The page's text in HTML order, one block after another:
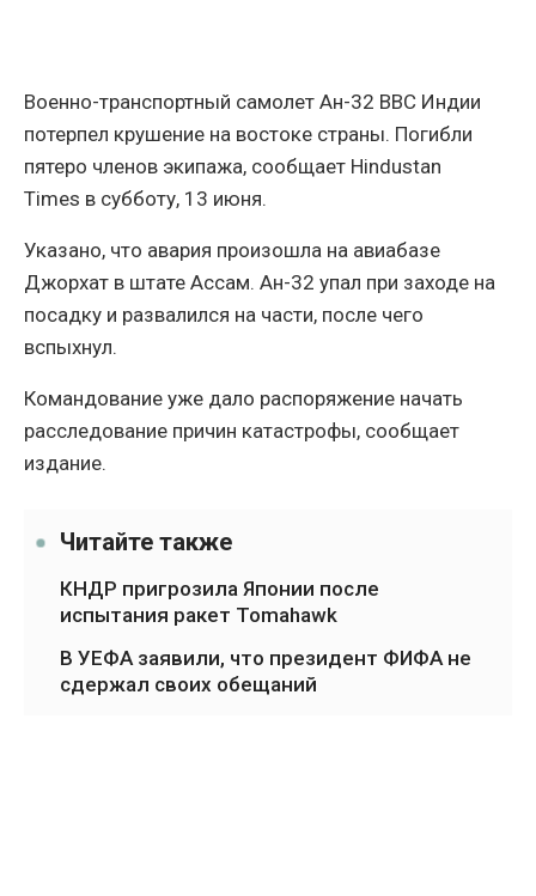
Военно-транспортный самолет Ан-32 ВВС Индии
потерпел крушение на востоке страны. Погибли
пятеро членов экипажа, сообщает Hindustan
Times в субботу, 13 июня.
Указано, что авария произошла на авиабазе
Джорхат в штате Ассам. Ан-32 упал при заходе на
посадку и развалился на части, после чего
вспыхнул.
Командование уже дало распоряжение начать
расследование причин катастрофы, сообщает
издание.
Читайте также
КНДР пригрозила Японии после
испытания ракет Tomahawk
В УЕФА заявили, что президент ФИФА не
сдержал своих обещаний